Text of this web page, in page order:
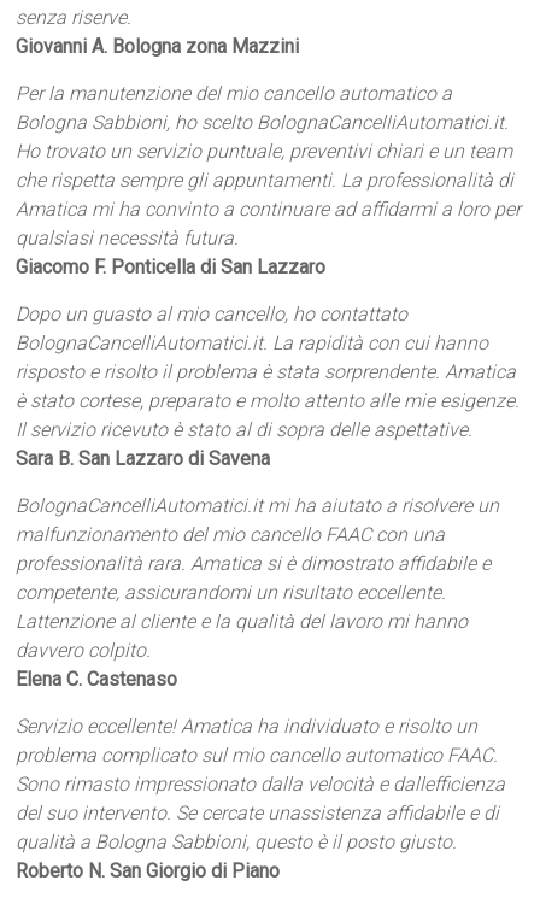
senza riserve.
Giovanni A. Bologna zona Mazzini
Per la manutenzione del mio cancello automatico a
Bologna Sabbioni, ho scelto BolognaCancelliAutomatici.it.
Ho trovato un servizio puntuale, preventivi chiari e un team
che rispetta sempre gli appuntamenti. La professionalità di
Amatica mi ha convinto a continuare ad affidarmi a loro per
qualsiasi necessità futura.
Giacomo F. Ponticella di San Lazzaro
Dopo un guasto al mio cancello, ho contattato
BolognaCancelliAutomatici.it. La rapidità con cui hanno
risposto e risolto il problema è stata sorprendente. Amatica
è stato cortese, preparato e molto attento alle mie esigenze.
Il servizio ricevuto è stato al di sopra delle aspettative.
Sara B. San Lazzaro di Savena
BolognaCancelliAutomatici.it mi ha aiutato a risolvere un
malfunzionamento del mio cancello FAAC con una
professionalità rara. Amatica si è dimostrato affidabile e
competente, assicurandomi un risultato eccellente.
Lattenzione al cliente e la qualità del lavoro mi hanno
davvero colpito.
Elena C. Castenaso
Servizio eccellente! Amatica ha individuato e risolto un
problema complicato sul mio cancello automatico FAAC.
Sono rimasto impressionato dalla velocità e dallefficienza
del suo intervento. Se cercate unassistenza affidabile e di
qualità a Bologna Sabbioni, questo è il posto giusto.
Roberto N. San Giorgio di Piano